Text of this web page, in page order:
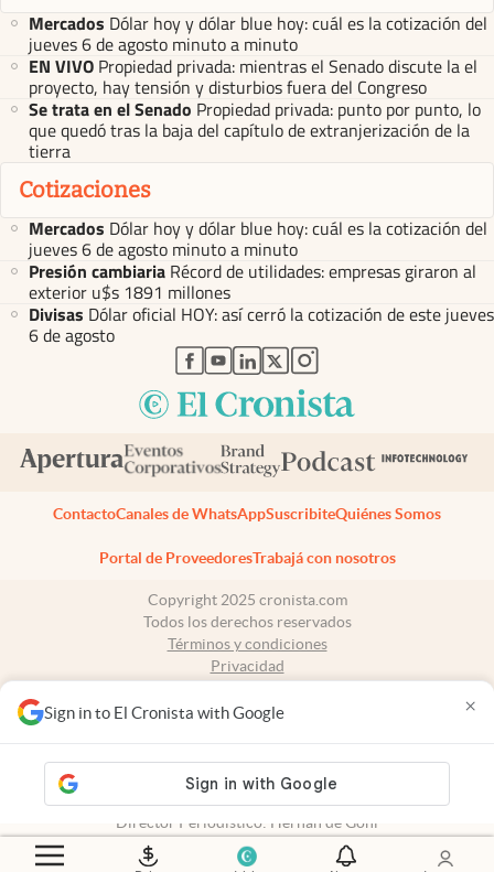
Sign in to El Cronista with Google ×
Mercados Dólar hoy y dólar blue hoy: cuál es la cotización del
jueves 6 de agosto minuto a minuto
EN VIVO Propiedad privada: mientras el Senado discute la el
proyecto, hay tensión y disturbios fuera del Congreso
Se trata en el Senado Propiedad privada: punto por punto, lo
que quedó tras la baja del capítulo de extranjerización de la
tierra
Cotizaciones
Mercados Dólar hoy y dólar blue hoy: cuál es la cotización del
jueves 6 de agosto minuto a minuto
Presión cambiaria Récord de utilidades: empresas giraron al
exterior u$s 1891 millones
Divisas Dólar oficial HOY: así cerró la cotización de este jueves
6 de agosto
abre en nueva pestaña
abre en nueva pestaña
abre en nueva pestaña
abre en nueva pestaña
abre en nueva pestaña
ContactoCanales de WhatsAppSuscribiteQuiénes Somos
Portal de ProveedoresTrabajá con nosotros
Copyright 2025 cronista.com
Todos los derechos reservados
Términos y condiciones
Privacidad
Tel: +54 11 7078-3270
propiedad intelectual: 56576959
Director Periodístico: Hernán de Goñi